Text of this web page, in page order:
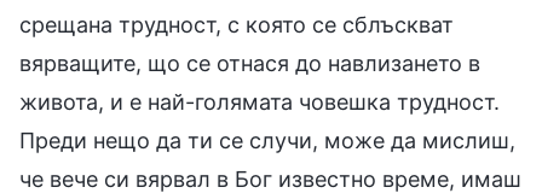
срещана трудност, с която се сблъскват
вярващите, що се отнася до навлизането в
живота, и е най-голямата човешка трудност.
Преди нещо да ти се случи, може да мислиш,
че вече си вярвал в Бог известно време, имаш